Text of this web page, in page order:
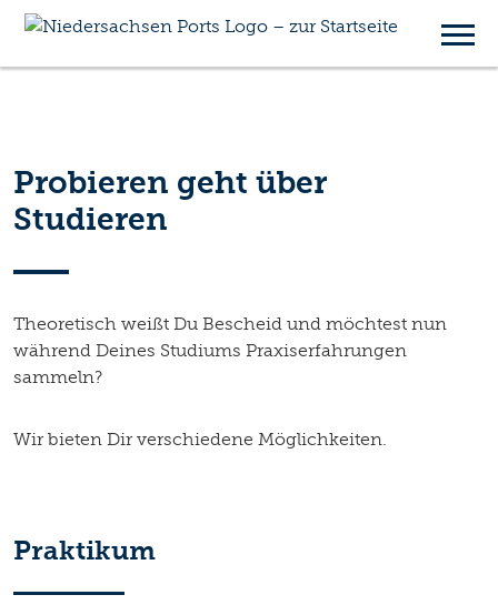
Probieren geht über
Studieren
Theoretisch weißt Du Bescheid und möchtest nun
während Deines Studiums Praxiserfahrungen
sammeln?
Wir bieten Dir verschiedene Möglichkeiten.
Praktikum